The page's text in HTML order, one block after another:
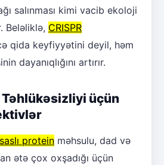
salınması kimi vacib ekoloji
Beləliklə, CRISPR
qida keyfiyyətini deyil, həm
dayanıqlığını artırır.
Təhlükəsizliyi üçün
protein məhsulu, dad və
ətə çox oxşadığı üçün